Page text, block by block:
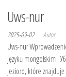
Uws-nur
2025-09-02 Autor
Uws-nur
języku mongolskim i
jezioro, które znajduje